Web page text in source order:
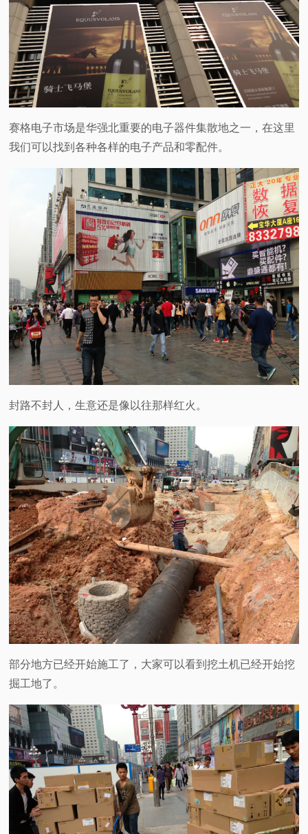
赛格电子市场是华强北重要的电子器件集散地之一，在这里
我们可以找到各种各样的电子产品和零配件。
封路不封人，生意还是像以往那样红火。
部分地方已经开始施工了，大家可以看到挖土机已经开始挖
掘工地了。